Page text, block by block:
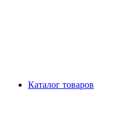
Каталог товаров